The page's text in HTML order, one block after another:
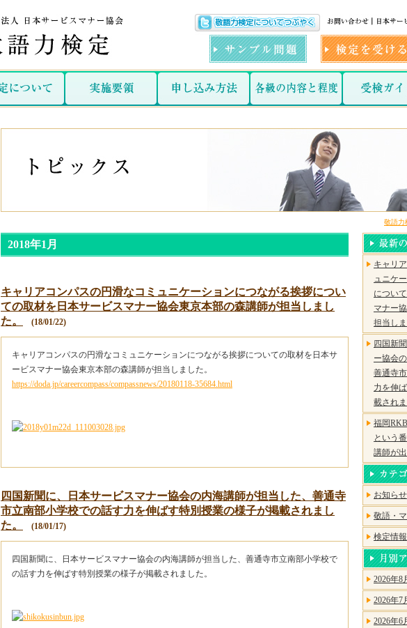
敬語力
2018年1月
キャリアコンパスの円滑なコミュニケーションにつながる挨拶につい
ての取材を日本サービスマナー協会東京本部の森講師が担当しまし
た。
(18/01/22)
キャリアコンパスの円滑なコミュニケーションにつながる挨拶についての取材を日本サ
ービスマナー協会東京本部の森講師が担当しました。
https://doda.jp/careercompass/compassnews/20180118-35684.html
四国新聞に、日本サービスマナー協会の内海講師が担当した、善通寺
市立南部小学校での話す力を伸ばす特別授業の様子が掲載されまし
た。
(18/01/17)
四国新聞に、日本サービスマナー協会の内海講師が担当した、善通寺市立南部小学校で
の話す力を伸ばす特別授業の様子が掲載されました。
キャリ
ュニケ
につい
マナー
担当しま
四国新
ー協会
善通寺
力を伸
載されま
福岡
という
講師が
お知らせ
敬語・
検定情報
2026年8
2026年7
2026年6